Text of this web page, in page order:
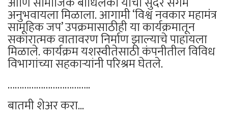
अनुभवायला मिळाला. आगामी ‘विश्व नवकार महामंत्र
सामूहिक जप’ उपक्रमासाठीही या कार्यक्रमातून
सकारात्मक वातावरण निर्माण झाल्याचे पाहायला
मिळाले. कार्यक्रम यशस्वीतेसाठी कंपनीतील विविध
विभागांच्या सहकाऱ्यांनी परिश्रम घेतले.
……………………………..
बातमी शेअर करा...